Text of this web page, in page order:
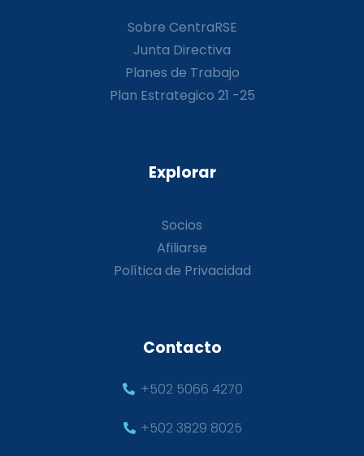
Sobre CentraRSE
Junta Directiva
Planes de Trabajo
Plan Estrategico 21 -25
Explorar
Socios
Afiliarse
Política de Privacidad
Contacto
+502 5066 4270
+502 3829 8025